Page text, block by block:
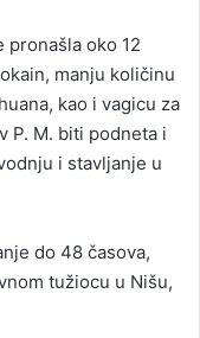
pronašla oko 12
manju količinu
kao i vagicu za
P. M. biti podneta i
i stavljanje u
do 48 časova,
tužiocu u Nišu,